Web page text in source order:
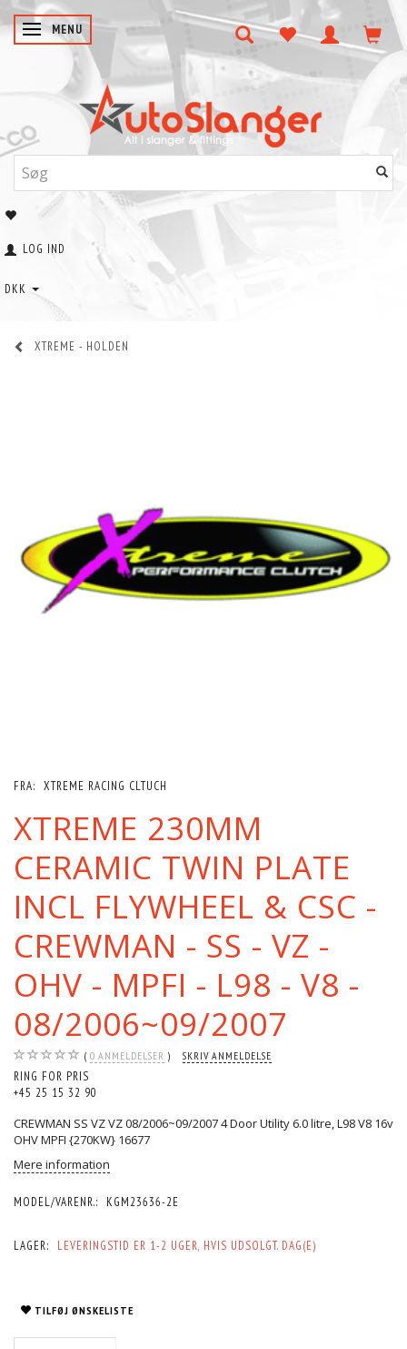
SKIFTE NAVIGATION
MENU
LOG IND
DKK
XTREME - HOLDEN
FRA: XTREME RACING CLTUCH
XTREME 230MM
CERAMIC TWIN PLATE
INCL FLYWHEEL & CSC -
CREWMAN - SS - VZ -
OHV - MPFI - L98 - V8 -
08/2006~09/2007
0 ANMELDELSER SKRIV ANMELDELSE
RING FOR PRIS
+45 25 15 32 90
CREWMAN SS VZ VZ 08/2006~09/2007 4 Door Utility 6.0 litre, L98 V8 16v
OHV MPFI {270KW} 16677
Mere information
MODEL/VARENR.: KGM23636-2E
LAGER: LEVERINGSTID ER 1-2 UGER, HVIS UDSOLGT. DAG(E)
TILFØJ ØNSKELISTE